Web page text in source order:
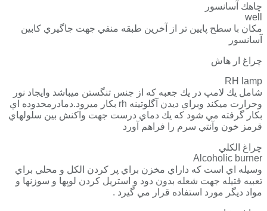
چاهك آسانسور
well
مكان با سطح پايين تر از آخرين طبقه منفي جهت جاگيري كابين
آسانسور
چراغ ار هاش
RH lamp
شامل يك لامپ در يك جعبه كه از جنس تنگستن ميباشد وايجاد نور
وحرارت ميكند وبراي ديدن آگلوتينه rh بكار ميرود.دمادرمحدوده اي
بكار گرفته مي شود كه يك دماي درست جهت واكنش بين سلولهاي
قرمز خون وآنتي سرم را فراهم آورد
چراغ الكلي
Alcoholic burner
وسيله اي است كه داراي مخزن براي پر كردن الكل و محلي براي
تعبيه فتيله جهت شعله بدون دود و استريل كردن لوپها و سوزنها و
مواد ديگر مورد استفاده قرار مي گيرد .